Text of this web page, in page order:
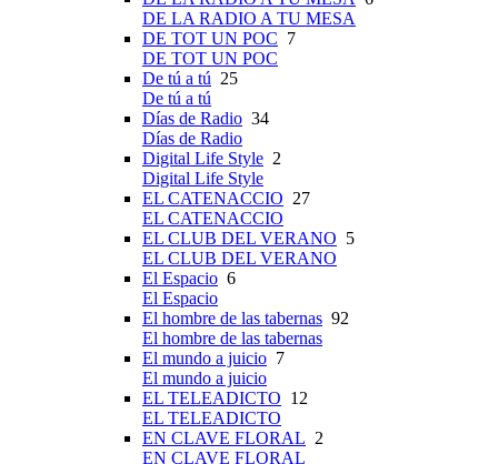
DE LA RADIO A TU MESA
DE TOT UN POC 7
DE TOT UN POC
De tú a tú 25
De tú a tú
Días de Radio 34
Días de Radio
Digital Life Style 2
Digital Life Style
EL CATENACCIO 27
EL CATENACCIO
EL CLUB DEL VERANO 5
EL CLUB DEL VERANO
El Espacio 6
El Espacio
El hombre de las tabernas 92
El hombre de las tabernas
El mundo a juicio 7
El mundo a juicio
EL TELEADICTO 12
EL TELEADICTO
EN CLAVE FLORAL 2
EN CLAVE FLORAL